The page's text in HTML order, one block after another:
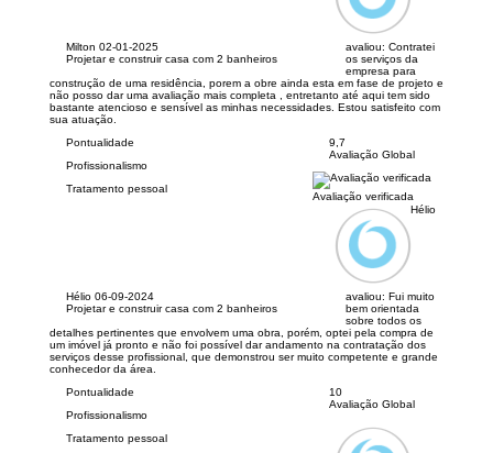
Milton 02-01-2025
Projetar e construir casa com 2 banheiros
avaliou: Contratei
os serviços da
empresa para
construção de uma residência, porem a obre ainda esta em fase de projeto e
não posso dar uma avaliação mais completa , entretanto até aqui tem sido
bastante atencioso e sensível as minhas necessidades. Estou satisfeito com
sua atuação.
Pontualidade
Profissionalismo
Tratamento pessoal
9,7
Avaliação Global
Avaliação verificada
Hélio 06-09-2024
Projetar e construir casa com 2 banheiros
Hélio
avaliou: Fui muito
bem orientada
sobre todos os
detalhes pertinentes que envolvem uma obra, porém, optei pela compra de
um imóvel já pronto e não foi possível dar andamento na contratação dos
serviços desse profissional, que demonstrou ser muito competente e grande
conhecedor da área.
Pontualidade
Profissionalismo
Tratamento pessoal
10
Avaliação Global